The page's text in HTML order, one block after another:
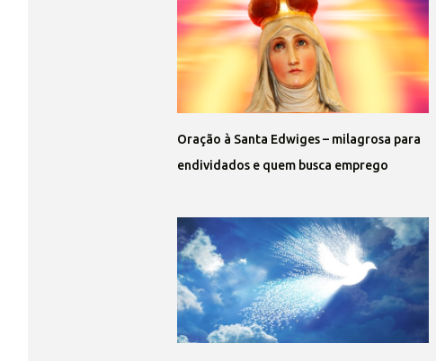
Oração à Santa Edwiges – milagrosa para
endividados e quem busca emprego